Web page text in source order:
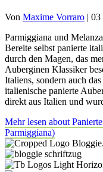
Von Maxime Vorraro | 03
Parmiggiana und
Bereite selbst panierte
durch den Magen, das
Auberginen Klassiker
Italiens, sondern auch
italienische panierte
direkt aus Italien und
Mehr lesen about
Parmiggiana)